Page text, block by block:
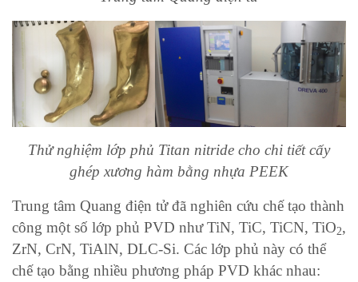
Thử nghiệm lớp phủ Titan nitride cho chi tiết cấy
ghép xương hàm bằng nhựa PEEK
Trung tâm Quang điện tử đã nghiên cứu chế tạo thành
công một số lớp phủ PVD như TiN, TiC, TiCN, TiO2,
ZrN, CrN, TiAlN, DLC-Si. Các lớp phủ này có thể
chế tạo bằng nhiều phương pháp PVD khác nhau: